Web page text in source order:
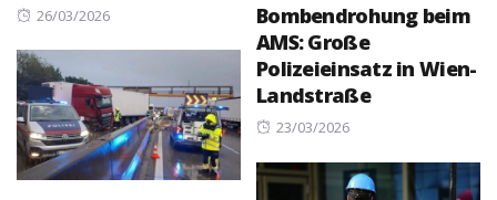
Posted
26/03/2026
Bombendrohung beim
AMS: Große
Polizeieinsatz in Wien-
Landstraße
Posted
23/03/2026